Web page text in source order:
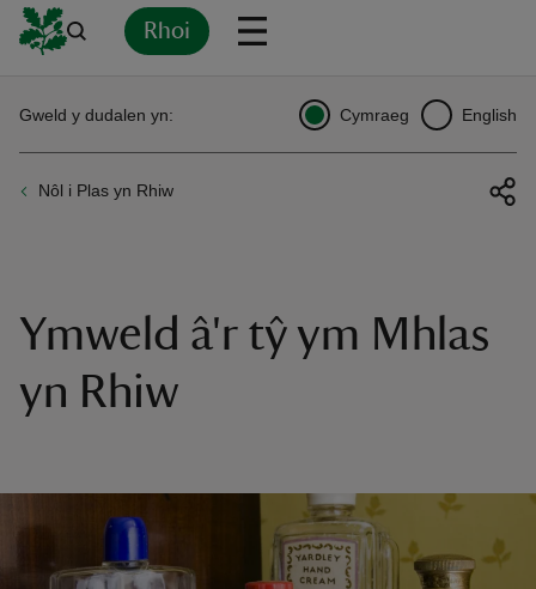
Rhoi
Nôl i Plas yn Rhiw
Gweld y dudalen yn: Cymraeg English
Ymweld â'r tŷ ym Mhlas
yn Rhiw